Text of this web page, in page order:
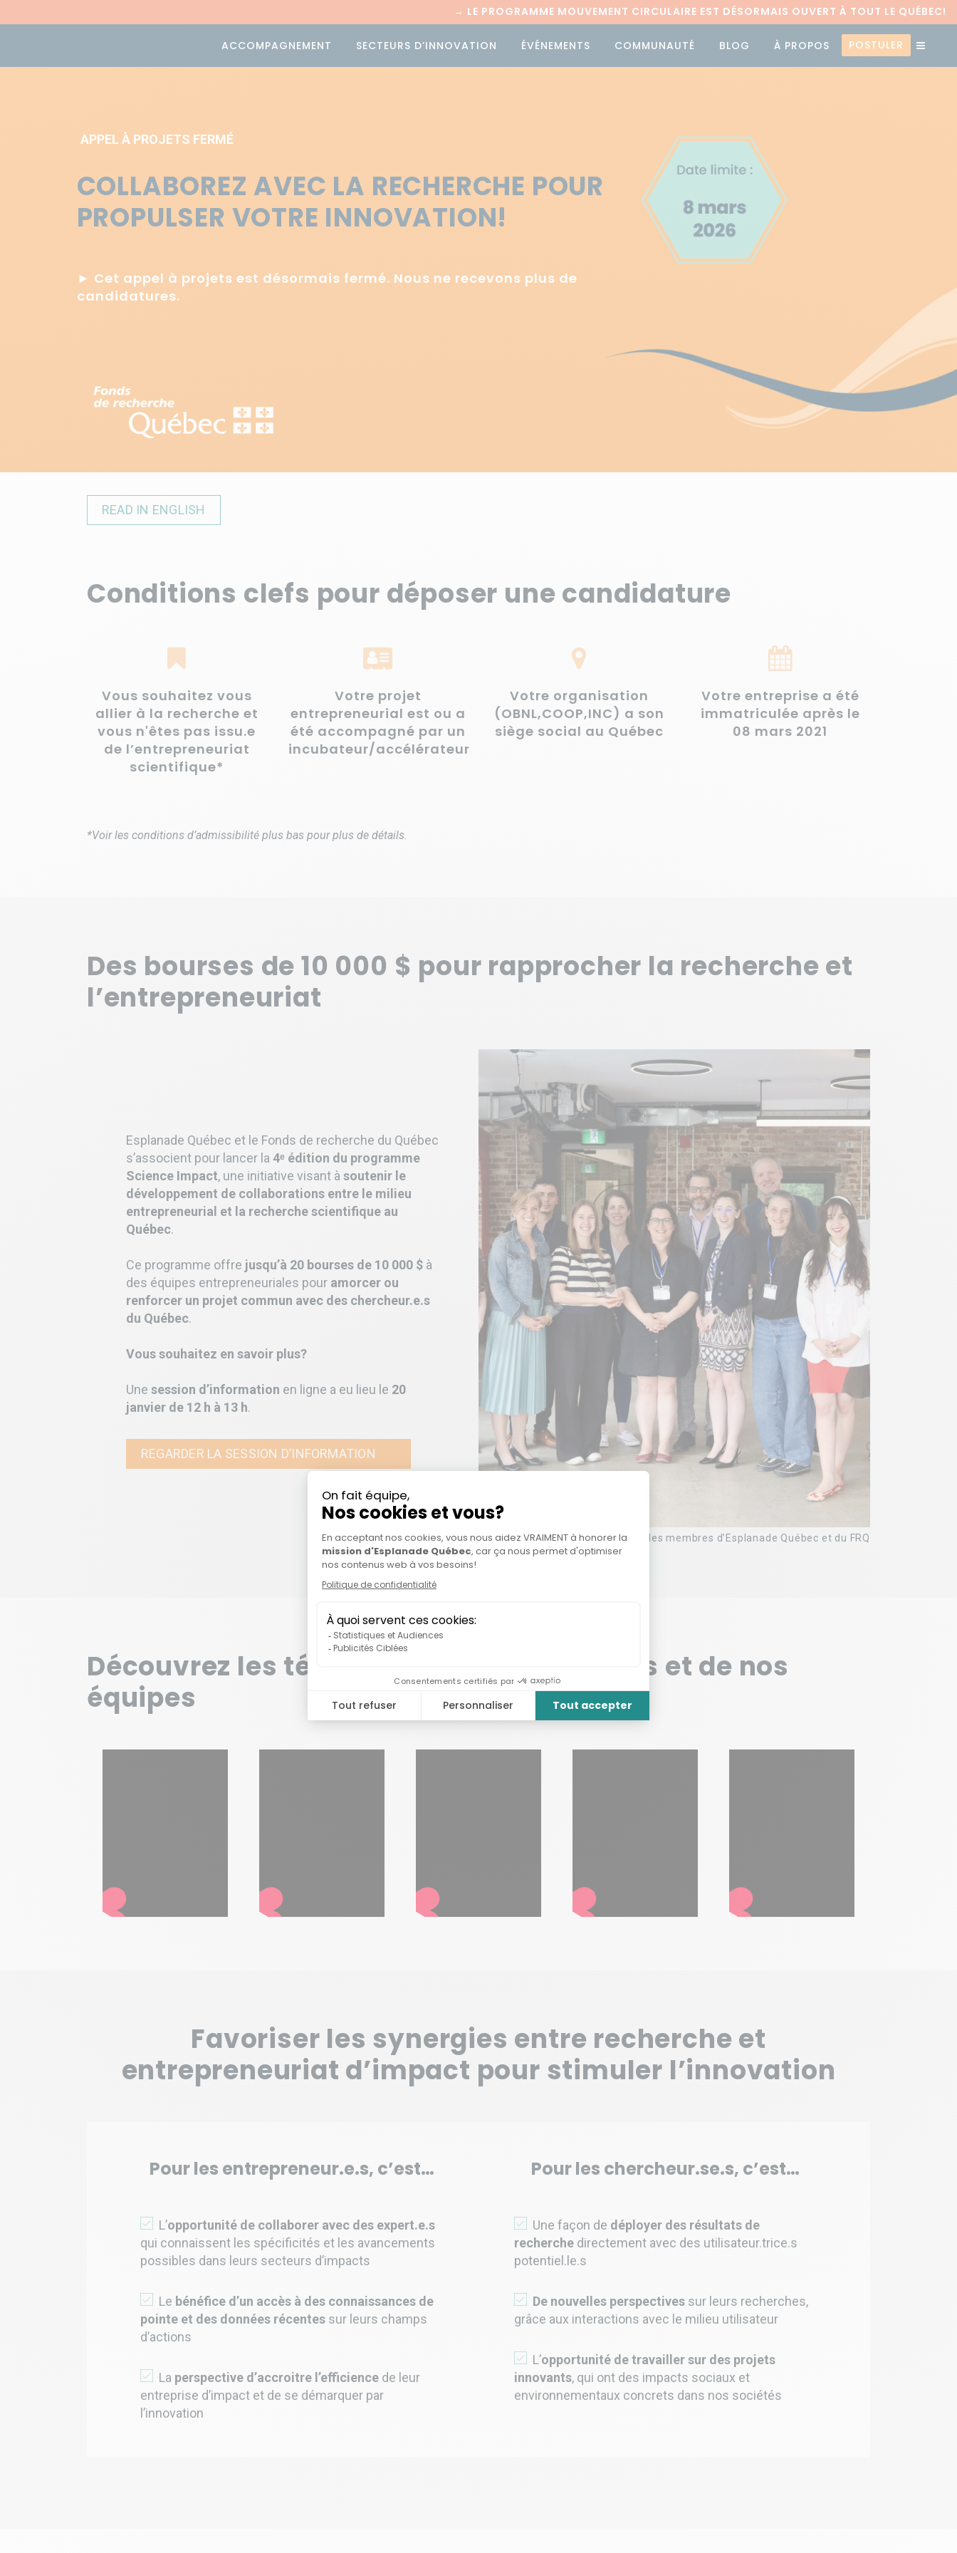
→ LE PROGRAMME MOUVEMENT CIRCULAIRE EST DÉSORMAIS OUVERT À TOUT LE QUÉBEC!
ACCOMPAGNEMENT SECTEURS D’INNOVATION ÉVÉNEMENTS COMMUNAUTÉ BLOG À PROPOS POSTULER
APPEL À PROJETS FERMÉ
COLLABOREZ AVEC LA RECHERCHE POUR
PROPULSER VOTRE INNOVATION!
► Cet appel à projets est désormais fermé. Nous ne recevons plus de
candidatures.
READ IN ENGLISH
Conditions clefs pour déposer une candidature
Vous souhaitez vous
allier à la recherche et
vous n'êtes pas issu.e
de l’entrepreneuriat
scientifique*
Votre projet
entrepreneurial est ou a
été accompagné par un
incubateur/accélérateur
Votre organisation
(OBNL,COOP,INC) a son
siège social au Québec
Votre entreprise a été
immatriculée après le
08 mars 2021
*Voir les conditions d’admissibilité plus bas pour plus de détails.
Des bourses de 10 000 $ pour rapprocher la recherche et
l’entrepreneuriat
Esplanade Québec et le Fonds de recherche du Québec
s’associent pour lancer la 4ᵉ édition du programme
Science Impact, une initiative visant à soutenir le
développement de collaborations entre le milieu
entrepreneurial et la recherche scientifique au
Québec.
Ce programme offre jusqu’à 20 bourses de 10 000 $ à
des équipes entrepreneuriales pour amorcer ou
renforcer un projet commun avec des chercheur.e.s
du Québec.
Vous souhaitez en savoir plus?
Une session d’information en ligne a eu lieu le 20
janvier de 12 h à 13 h.
REGARDER LA SESSION D’INFORMATION
Lauréat.e.s de l’édition 2025 avec des membres d’Esplanade Québec et du FRQ
Découvrez les témoignages de lauréat.e.s et de nos
équipes
Favoriser les synergies entre recherche et
entrepreneuriat d’impact pour stimuler l’innovation
Pour les entrepreneur.e.s, c’est…
L’opportunité de collaborer avec des expert.e.s
qui connaissent les spécificités et les avancements
possibles dans leurs secteurs d’impacts
Le bénéfice d’un accès à des connaissances de
pointe et des données récentes sur leurs champs
d’actions
La perspective d’accroitre l’efficience de leur
entreprise d’impact et de se démarquer par
l’innovation
Pour les chercheur.se.s, c’est…
Une façon de déployer des résultats de
recherche directement avec des utilisateur.trice.s
potentiel.le.s
De nouvelles perspectives sur leurs recherches,
grâce aux interactions avec le milieu utilisateur
L’opportunité de travailler sur des projets
innovants, qui ont des impacts sociaux et
environnementaux concrets dans nos sociétés